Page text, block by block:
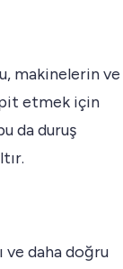
makinelerin ve
etmek için
da duruş
ve daha doğru